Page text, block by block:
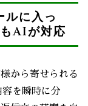
に入っ
AIが対応
から寄せられる
容を瞬時に分